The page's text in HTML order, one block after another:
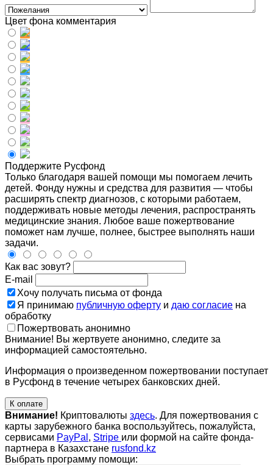
Цвет фона комментария
Поддержите Русфонд
Только благодаря вашей помощи мы помогаем лечить
детей. Фонду нужны и средства для развития — чтобы
расширять спектр диагнозов, с которыми работаем,
поддерживать новые методы лечения, распространять
медицинские знания. Любое ваше пожертвование
поможет нам лучше, полнее, быстрее выполнять наши
задачи.
Как вас зовут?
E-mail
Хочу получать письма от фонда
Я принимаю публичную оферту и даю согласие на
обработку
Пожертвовать анонимно
Внимание! Вы жертвуете анонимно, следите за
информацией самостоятельно.
Информация о произведенном пожертвовании поступает
в Русфонд в течение четырех банковских дней.
К оплате
Внимание! Криптовалюты здесь. Для пожертвования с
карты зарубежного банка воспользуйтесь, пожалуйста,
сервисами PayPal , Stripe или формой на сайте фонда-
партнера в Казахстане rusfond.kz
Выбрать программу помощи: